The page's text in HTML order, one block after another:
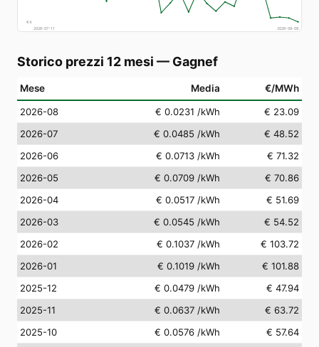
€4
2026-07-11
2026-08-09
Storico prezzi 12 mesi — Gagnef
Mese Media €/MWh
2026-08 € 0.0231 /kWh
€ 23.09
2026-07
€ 0.0485 /kWh
€ 48.52
2026-06
€ 0.0713 /kWh
€ 71.32
2026-05
€ 0.0709 /kWh
€ 70.86
2026-04
€ 0.0517 /kWh
€ 51.69
2026-03
€ 0.0545 /kWh
€ 54.52
2026-02
€ 0.1037 /kWh
€ 103.72
2026-01
€ 0.1019 /kWh
€ 101.88
2025-12
€ 0.0479 /kWh
€ 47.94
2025-11
€ 0.0637 /kWh
€ 63.72
2025-10
€ 0.0576 /kWh
€ 57.64